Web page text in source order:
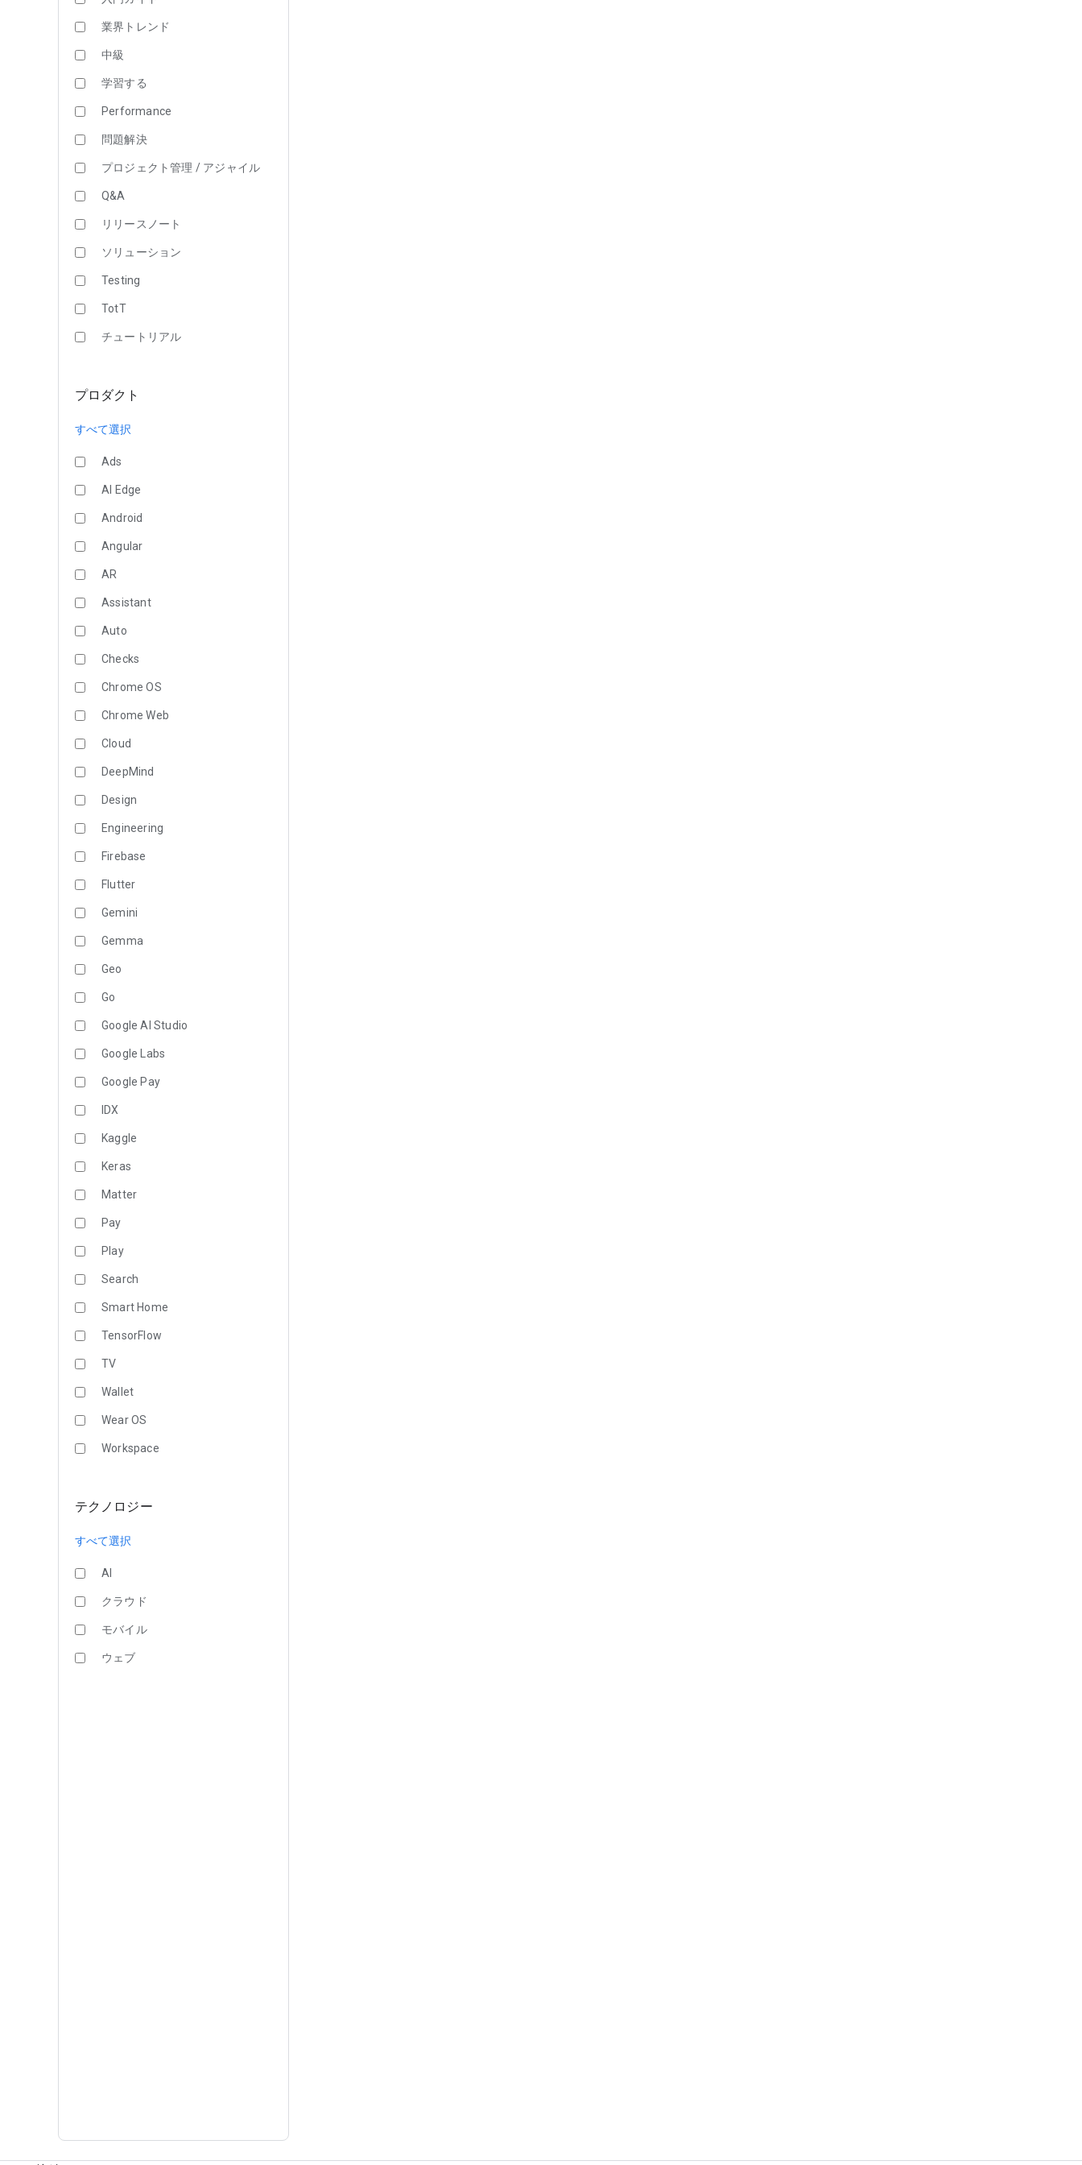
業界トレンド
中級
学習する
Performance
問題解決
プロジェクト管理 / アジャイル
Q&A
リリースノート
ソリューション
Testing
TotT
チュートリアル
プロダクト
すべて選択
Ads
AI Edge
Android
Angular
AR
Assistant
Auto
Checks
Chrome OS
Chrome Web
Cloud
DeepMind
Design
Engineering
Firebase
Flutter
Gemini
Gemma
Geo
Go
Google AI Studio
Google Labs
Google Pay
IDX
Kaggle
Keras
Matter
Pay
Play
Search
Smart Home
TensorFlow
TV
Wallet
Wear OS
Workspace
テクノロジー
すべて選択
AI
クラウド
モバイル
ウェブ